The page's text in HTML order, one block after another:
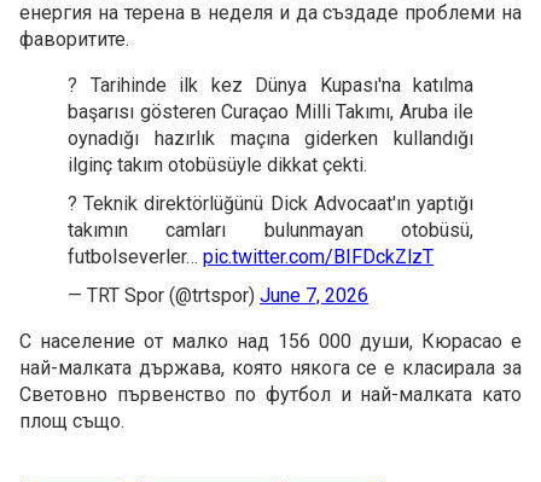
енергия на терена в неделя и да създаде проблеми на
фаворитите.
? Tarihinde ilk kez Dünya Kupası'na katılma
başarısı gösteren Curaçao Milli Takımı, Aruba ile
oynadığı hazırlık maçına giderken kullandığı
ilginç takım otobüsüyle dikkat çekti.
? Teknik direktörlüğünü Dick Advocaat'ın yaptığı
takımın camları bulunmayan otobüsü,
futbolseverler… pic.twitter.com/BIFDckZlzT
— TRT Spor (@trtspor) June 7, 2026
С население от малко над 156 000 души, Кюрасао е
най-малката държава, която някога се е класирала за
Световно първенство по футбол и най-малката като
площ също.